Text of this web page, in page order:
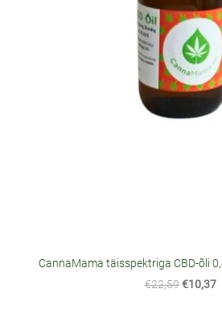
CannaMama täisspektriga CBD-õli
€22,59 €10,37